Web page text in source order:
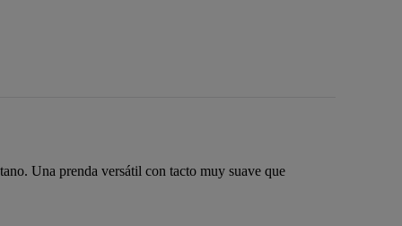
Una prenda versátil con tacto muy suave que